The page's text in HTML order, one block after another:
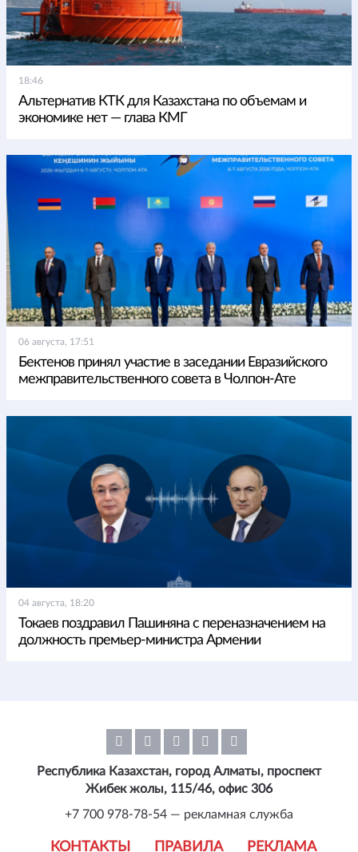
18:46
Альтернатив КТК для Казахстана по объемам и
экономике нет — глава КМГ
06 августа, 17:51
Бектенов принял участие в заседании Евразийского
межправительственного совета в Чолпон-Ате
04 августа, 18:20
Токаев поздравил Пашиняна с переназначением на
должность премьер-министра Армении
КОНТАКТЫ ПРАВИЛА РЕКЛАМА
Республика Казахстан, город Алматы, проспект
Жибек жолы, 115/46, офис 306
+7 700 978-78-54 — рекламная служба